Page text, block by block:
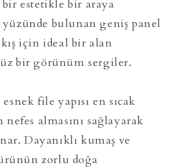
estetikle bir araya
bulunan geniş panel
için ideal bir alan
bir görünüm sergiler.
file yapısı en sıcak
nefes almasını sağlayarak
Dayanıklı kumaş ve
zorlu doğa